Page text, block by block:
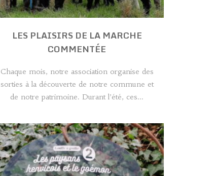
LES PLAISIRS DE LA MARCHE
COMMENTÉE
Chaque mois, notre association organise des
sorties à la découverte de notre commune et
de notre patrimoine. Durant l’été, ces...